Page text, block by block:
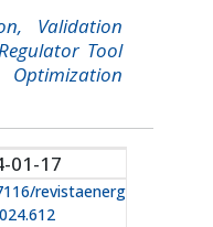
Validation
Tool
01-17
revistaenerg